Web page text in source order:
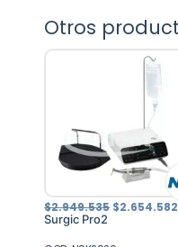
Otros
$2.949.535 El
precio
$2.654.582
Surgic Pro2